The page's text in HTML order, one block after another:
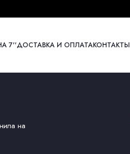
7''ДОСТАВКА И ОПЛАТАКОНТАКТЫ
на